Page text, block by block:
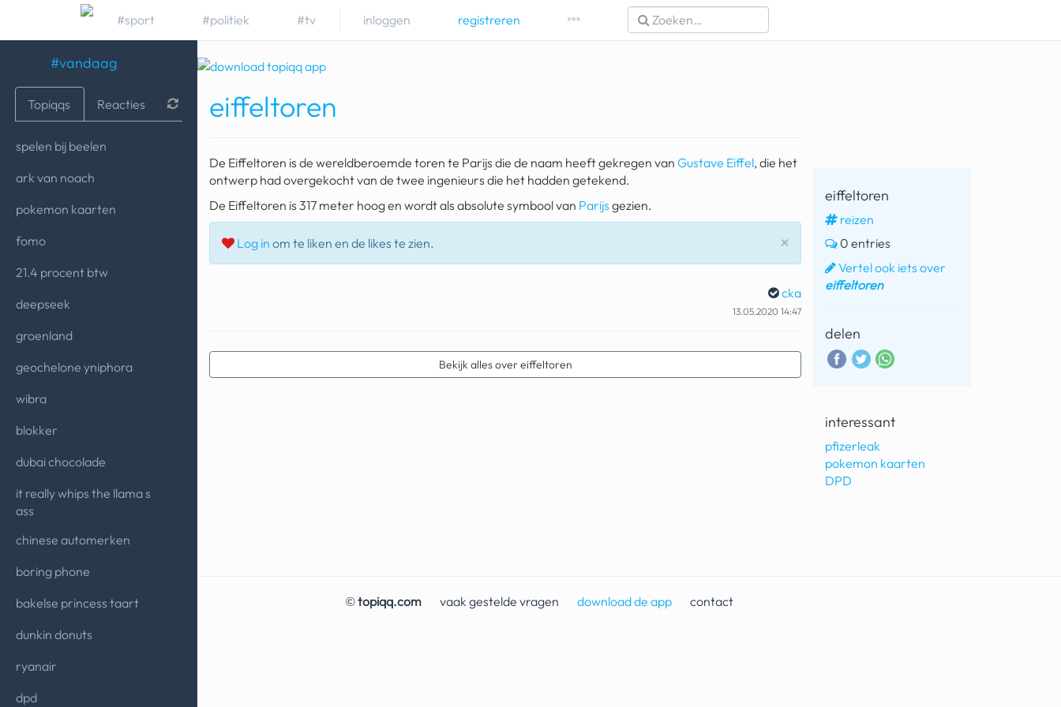
#sport #politiek #tv inloggen registreren
#vandaag
Topiqqs Reacties
spelen bij beelen
ark van noach
pokemon kaarten
fomo
21.4 procent btw
deepseek
groenland
geochelone yniphora
wibra
blokker
dubai chocolade
it really whips the llama s
ass
chinese automerken
boring phone
bakelse princess taart
dunkin donuts
ryanair
dpd
eiffeltoren
De Eiffeltoren is de wereldberoemde toren te Parijs die de naam heeft gekregen van Gustave Eiffel, die het
ontwerp had overgekocht van de twee ingenieurs die het hadden getekend.
De Eiffeltoren is 317 meter hoog en wordt als absolute symbool van Parijs gezien.
×Sluiten
Log in om te liken en de likes te zien.
cka
13.05.2020 14:47
Bekijk alles over eiffeltoren
eiffeltoren
reizen
0 entries
Vertel ook iets over
eiffeltoren
delen
interessant
pfizerleak
pokemon kaarten
DPD
©topiqq.com vaak gestelde vragen download de app contact